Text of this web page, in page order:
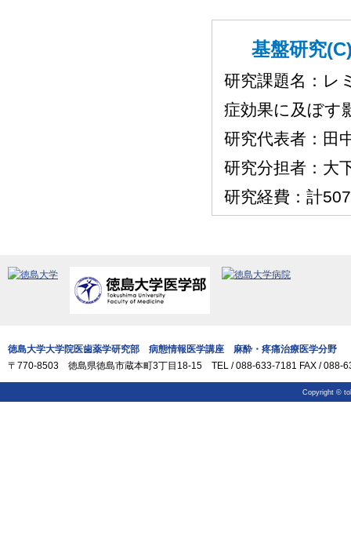
基盤研究
研究課題名：レ
症効果に及ぼす
研究代表者：田
研究分担者：大
研究経費：計
徳島大学大学院医歯薬学研究部 病態情報医学講座 麻酔・疼痛治療医学分野
〒770-8503 徳島県徳島市蔵本町3丁目18-15 TEL / 088-633-7181 FAX / 088-
Copyright ©